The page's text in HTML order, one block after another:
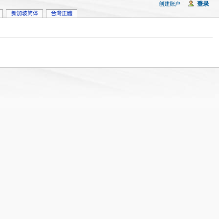
新加坡简体 台灣正體
创建账户 登录